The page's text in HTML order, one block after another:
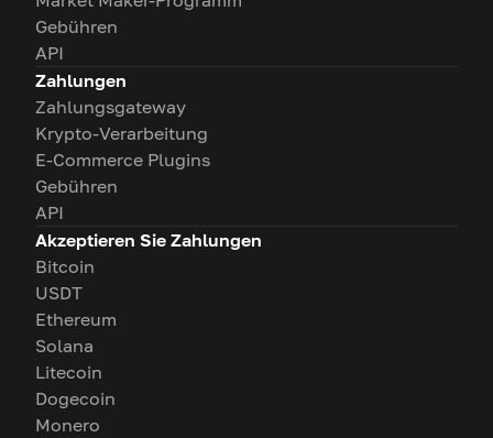
Gebühren
API
Zahlungen
Zahlungsgateway
Krypto-Verarbeitung
E-Commerce Plugins
Gebühren
API
Akzeptieren Sie Zahlungen
Bitcoin
USDT
Ethereum
Solana
Litecoin
Dogecoin
Monero